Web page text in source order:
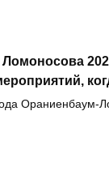
Ораниенбаум-